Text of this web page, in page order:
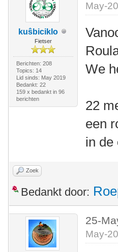
kuŝbiciklo
Fietser
Berichten: 208
Topics: 14
Lid sinds: May 2019
Bedankt: 22
159 x bedankt in 96
berichten
May-
We
22
een
in de
Zoek
Bedankt door:
25-
May-